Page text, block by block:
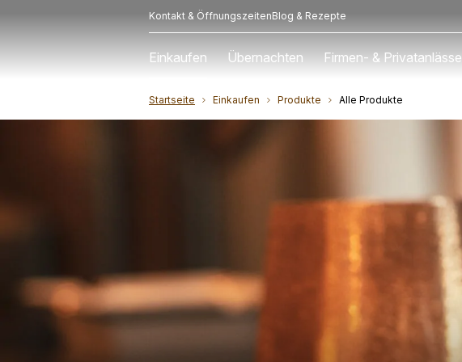
Kontakt & ÖffnungszeitenBlog & Rezepte
Einkaufen Übernachten Firmen- & Privatanlässe
Startseite Einkaufen Produkte Alle Produkte